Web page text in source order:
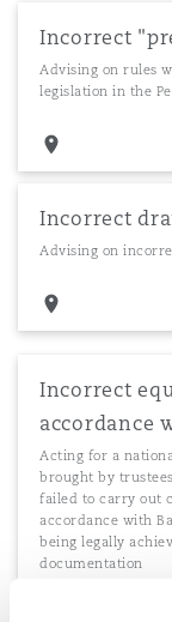
Incorrect
Advising on rules
legislation in the
Incorrect
Advising on
Incorrect
accordance
Acting for a
brought by
failed to carry out
accordance with
being legally
documentation